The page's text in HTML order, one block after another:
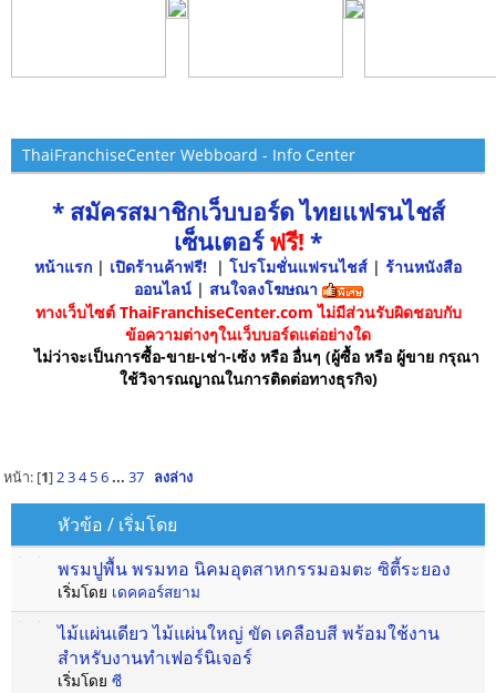
ThaiFranchiseCenter Webboard - Info Center
* สมัครสมาชิกเว็บบอร์ด ไทยแฟรนไชส์
เซ็นเตอร์ฟรี! *
หน้าแรก | เปิดร้านค้าฟรี! | โปรโมชั่นแฟรนไชส์ | ร้านหนังสือ
ออนไลน์ | สนใจลงโฆษณา
ทางเว็บไซต์ ThaiFranchiseCenter.com ไม่มีส่วนรับผิดชอบกับ
ข้อความต่างๆในเว็บบอร์ดแต่อย่างใด
ไม่ว่าจะเป็นการซื้อ-ขาย-เช่า-เซ้ง หรือ อื่นๆ (ผู้ซื้อ หรือ ผู้ขาย กรุณา
ใช้วิจารณญาณในการติดต่อทางธุรกิจ)
หน้า: [1]2 3 4 5 6 ... 37 ลงล่าง
หัวข้อ / เริ่มโดย
พรมปูพื้น พรมทอ นิคมอุตสาหกรรมอมตะ ซิตี้ระยอง
เริ่มโดย เดคคอร์สยาม
ไม้แผ่นเดียว ไม้แผ่นใหญ่ ขัด เคลือบสี พร้อมใช้งาน
สำหรับงานทำเฟอร์นิเจอร์
เริ่มโดย ซี